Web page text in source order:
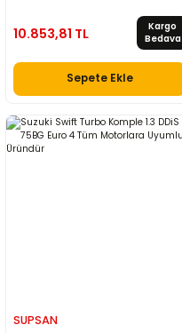
10.853,81 TL
Kargo
Bedava
Sepete Ekle
SUPSAN